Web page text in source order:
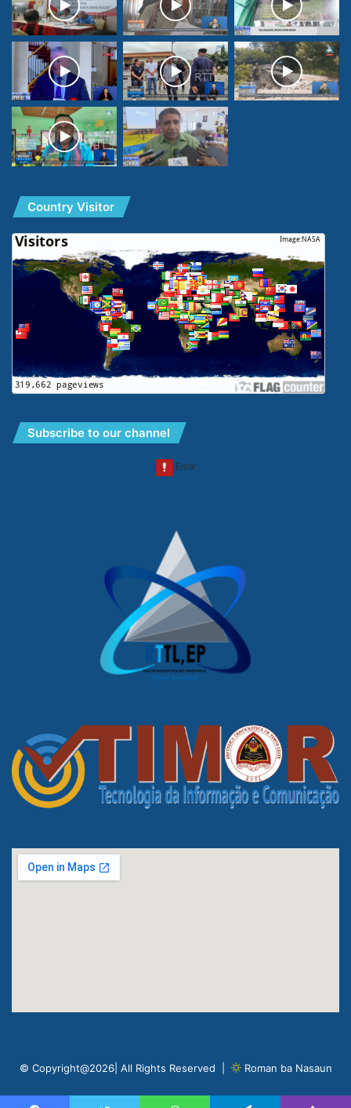
Country Visitor
Subscribe to our channel
© Copyright@2026| All Rights Reserved | Roman ba Nasaun